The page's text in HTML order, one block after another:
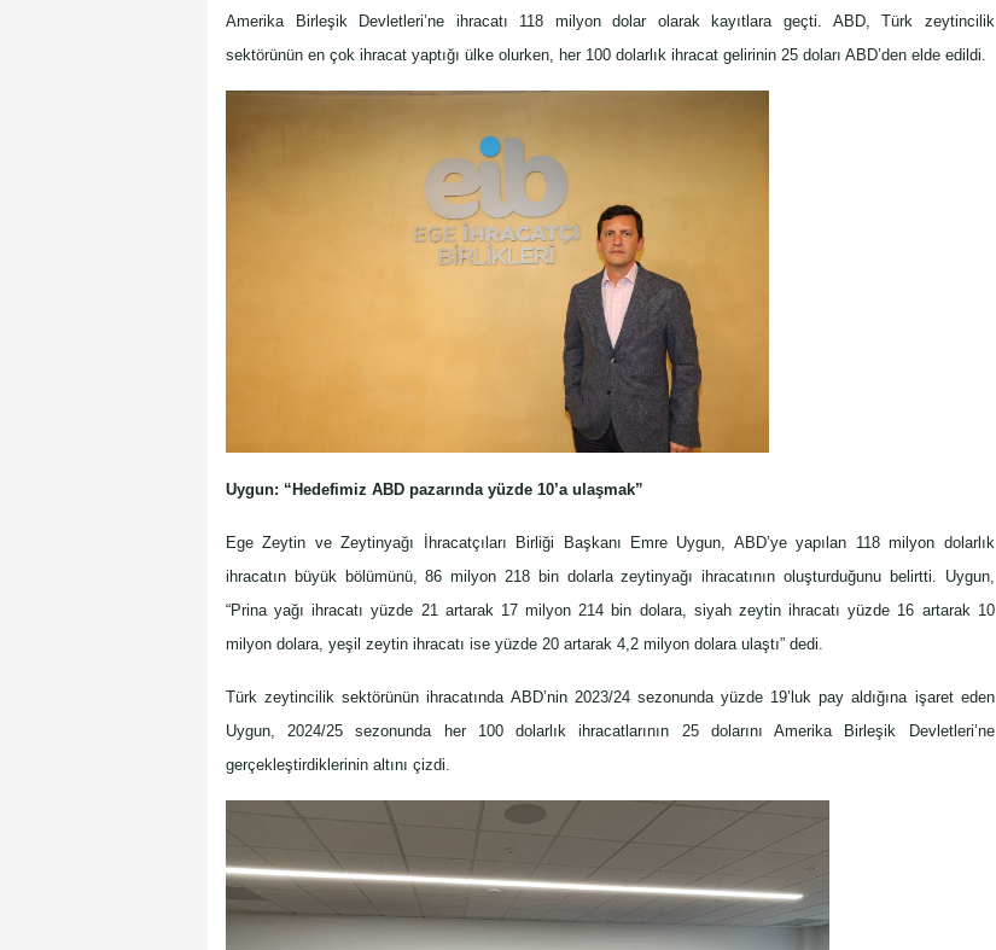
Amerika Birleşik Devletleri’ne ihracatı 118 milyon dolar olarak kayıtlara geçti. ABD, Türk zeytincilik
sektörünün en çok ihracat yaptığı ülke olurken, her 100 dolarlık ihracat gelirinin 25 doları ABD’den elde edildi.
Uygun: “Hedefimiz ABD pazarında yüzde 10’a ulaşmak”
Ege Zeytin ve Zeytinyağı İhracatçıları Birliği Başkanı Emre Uygun, ABD’ye yapılan 118 milyon dolarlık
ihracatın büyük bölümünü, 86 milyon 218 bin dolarla zeytinyağı ihracatının oluşturduğunu belirtti. Uygun,
“Prina yağı ihracatı yüzde 21 artarak 17 milyon 214 bin dolara, siyah zeytin ihracatı yüzde 16 artarak 10
milyon dolara, yeşil zeytin ihracatı ise yüzde 20 artarak 4,2 milyon dolara ulaştı” dedi.
Türk zeytincilik sektörünün ihracatında ABD’nin 2023/24 sezonunda yüzde 19’luk pay aldığına işaret eden
Uygun, 2024/25 sezonunda her 100 dolarlık ihracatlarının 25 dolarını Amerika Birleşik Devletleri’ne
gerçekleştirdiklerinin altını çizdi.